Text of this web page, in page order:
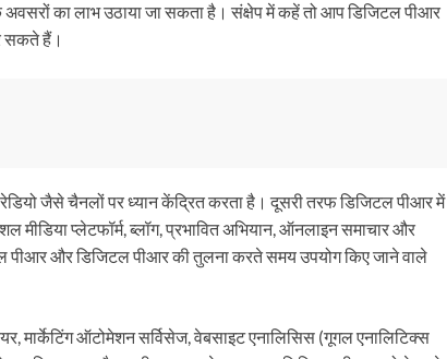
का लाभ उठाया जा सकता है। संक्षेप में कहें तो आप डिजिटल पीआर
सकते हैं।
जैसे चैनलों पर ध्यान केंद्रित करता है। दूसरी तरफ डिजिटल पीआर में
प्लेटफॉर्म, ब्लॉग, प्रभावित अभियान, ऑनलाइन समाचार और
पीआर और डिजिटल पीआर की तुलना करते समय उपयोग किए जाने वाले
ऑटोमेशन सर्विसेज, वेबसाइट एनालिसिस (गूगल एनालिटिक्स